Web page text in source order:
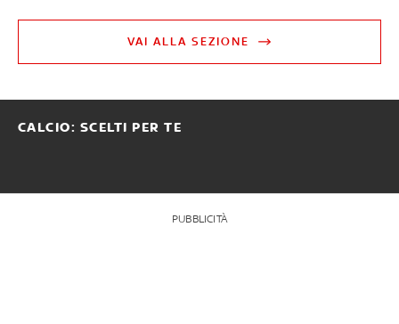
VAI ALLA SEZIONE
CALCIO: SCELTI PER TE
PUBBLICITÀ